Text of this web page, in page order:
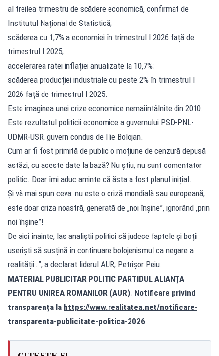
al treilea trimestru de scădere economică, confirmat de
Institutul Național de Statistică;
scăderea cu 1,7% a economiei în trimestrul I 2026 față de
trimestrul I 2025;
accelerarea ratei inflației anualizate la 10,7%;
scăderea producției industriale cu peste 2% în trimestrul I
2026 față de trimestrul I 2025.
Este imaginea unei crize economice nemaiîntâlnite din 2010.
Este rezultatul politicii economice a guvernului PSD-PNL-
UDMR-USR, guvern condus de Ilie Bolojan.
Cum ar fi fost primită de public o moțiune de cenzură depusă
astăzi, cu aceste date la bază? Nu știu, nu sunt comentator
politic. Doar îmi aduc aminte că ăsta a fost planul inițial.
Și vă mai spun ceva: nu este o criză mondială sau europeană,
este doar criza noastră, generată de „noi înșine”, ignorând „prin
noi înșine”!
De aici înainte, las analiștii politici să judece faptele și boții
useriști să susțină în continuare bolojenismul ca negare a
realității…”, a declarat liderul AUR, Petrișor Peiu.
MATERIAL PUBLICITAR POLITIC PARTIDUL ALIANȚA
PENTRU UNIREA ROMANILOR (AUR). Notificare privind
transparența la https://www.realitatea.net/notificare-
transparenta-publicitate-politica-2026